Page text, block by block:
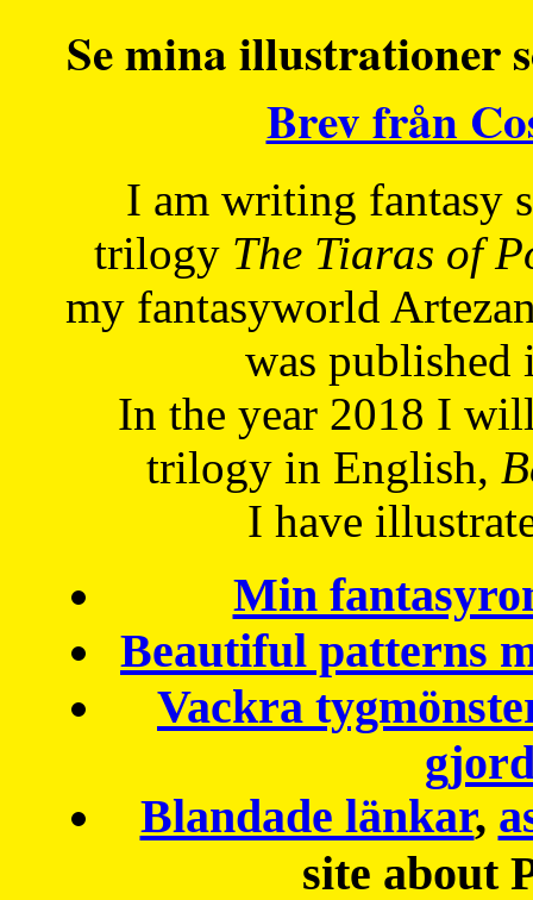
Se mina illustrationer
Brev från
I am writing fantasy
trilogy The Tiaras of
my fantasyworld
was published
In the year 2018 I
trilogy in English,
I have
Min
Beautiful patterns
Vackra
Blandade länkar,
site about